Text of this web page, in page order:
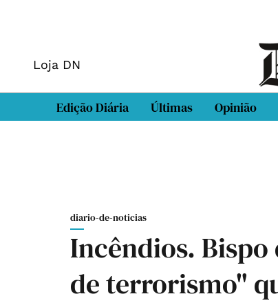
Loja DN
Edição Diária Últimas Opinião
diario-de-noticias
Incêndios.
de terrorismo"